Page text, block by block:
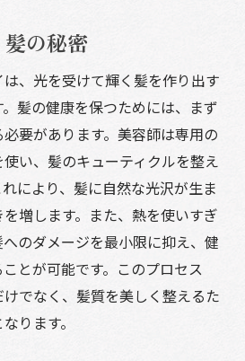
の秘密
、光を受けて輝く髪を作り出す
髪の健康を保つためには、まず
要があります。美容師は専用の
い、髪のキューティクルを整え
により、髪に自然な光沢が生ま
増します。また、熱を使いすぎ
のダメージを最小限に抑え、健
とが可能です。このプロセス
でなく、髪質を美しく整えるた
ります。